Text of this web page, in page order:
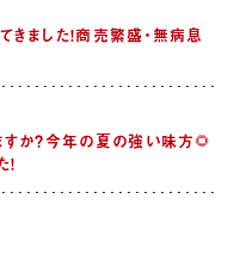
ました！商売繁盛・無病息
すか？今年の夏の強い味方🌻